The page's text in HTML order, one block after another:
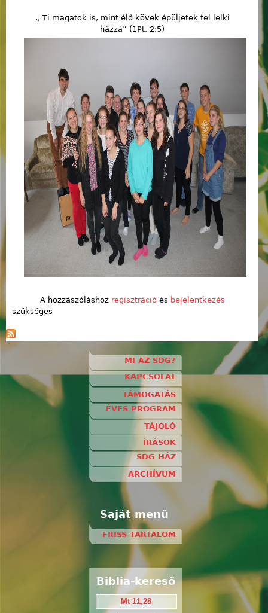
,, Ti magatok is, mint élő kövek épüljetek fel lelki
házzá” (1Pt. 2:5)
A hozzászóláshoz regisztrációés bejelentkezés
szükséges
MI AZ SDG?
KAPCSOLAT
TÁMOGATÁS
ÉVES PROGRAM
TÁJOLÓ
ÍRÁSOK
SDG HÁZ
ARCHÍVUM
Saját menü
FRISS TARTALOM
Biblia-kereső